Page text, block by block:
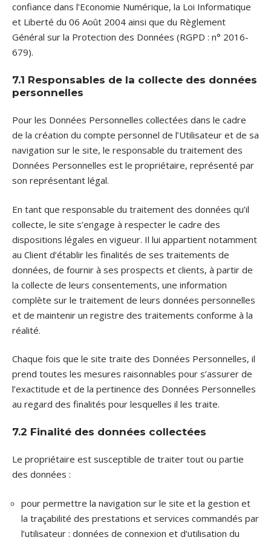
confiance dans l’Economie Numérique, la Loi Informatique
et Liberté du 06 Août 2004 ainsi que du Règlement
Général sur la Protection des Données (RGPD : n° 2016-
679).
7.1 Responsables de la collecte des données
personnelles
Pour les Données Personnelles collectées dans le cadre
de la création du compte personnel de l’Utilisateur et de sa
navigation sur le site, le responsable du traitement des
Données Personnelles est le propriétaire, représenté par
son représentant légal.
En tant que responsable du traitement des données qu’il
collecte, le site s’engage à respecter le cadre des
dispositions légales en vigueur. Il lui appartient notamment
au Client d’établir les finalités de ses traitements de
données, de fournir à ses prospects et clients, à partir de
la collecte de leurs consentements, une information
complète sur le traitement de leurs données personnelles
et de maintenir un registre des traitements conforme à la
réalité.
Chaque fois que le site traite des Données Personnelles, il
prend toutes les mesures raisonnables pour s’assurer de
l’exactitude et de la pertinence des Données Personnelles
au regard des finalités pour lesquelles il les traite.
7.2 Finalité des données collectées
Le propriétaire est susceptible de traiter tout ou partie
des données :
pour permettre la navigation sur le site et la gestion et
la traçabilité des prestations et services commandés par
l’utilisateur : données de connexion et d’utilisation du